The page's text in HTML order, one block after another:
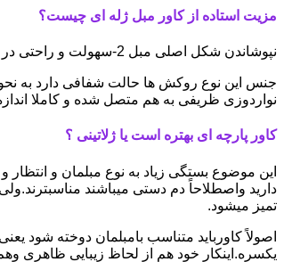
مزیت استاده از کاور مبل ژله ای چیست؟
نپوشاندن شکل اصلی مبل 2-سهولت و راحتی در پاک کردن و تمیز کاری 3-سبک و کم جا بودن
نواردوزی ظریفی به هم متصل شده و کاملا
کاور پارچه ای بهتره است یا ژلاتینی ؟
این موضوع بستگی زیاد به نوع مبلمان و انتظار
دارید واصطلاحاً دم دستی میباشند
تمیز میشود.
اصولاً کاورباید متناسب بامبلمان دوخته
یکسره.اینکار خود هم از لحاظ زیبایی ظاهری